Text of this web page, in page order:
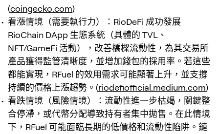
(coingecko.com)
看漲情境（需要執行力）：RioDeFi 成功發展
RioChain DApp 生態系統（具體的 TVL、
NFT/GameFi 活動），改善橋樑流動性，為其交易所
產品獲得監管清晰度，並增加錢包的採用率。若這些
都能實現，RFuel 的效用需求可能顯著上升，並支撐
持續的價格上漲趨勢。(riodefiofficial.medium.com)
看跌情境（風險情境）：流動性進一步枯竭，關鍵整
合停滯，或代幣分配導致持有者集中拋售。在此情境
下，RFuel 可能面臨長期的低價格和流動性陷阱。鏈